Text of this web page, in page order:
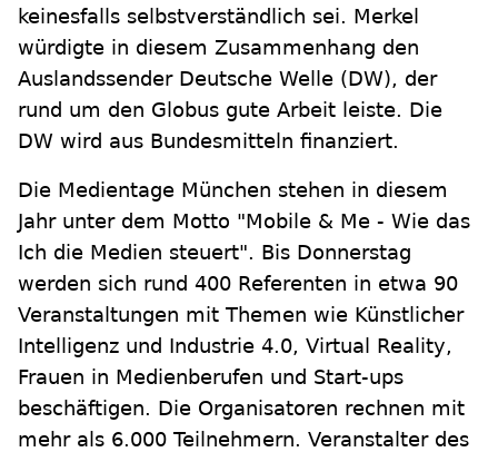
keinesfalls selbstverständlich sei. Merkel
würdigte in diesem Zusammenhang den
Auslandssender Deutsche Welle (DW), der
rund um den Globus gute Arbeit leiste. Die
DW wird aus Bundesmitteln finanziert.
Die Medientage München stehen in diesem
Jahr unter dem Motto "Mobile & Me - Wie das
Ich die Medien steuert". Bis Donnerstag
werden sich rund 400 Referenten in etwa 90
Veranstaltungen mit Themen wie Künstlicher
Intelligenz und Industrie 4.0, Virtual Reality,
Frauen in Medienberufen und Start-ups
beschäftigen. Die Organisatoren rechnen mit
mehr als 6.000 Teilnehmern. Veranstalter des